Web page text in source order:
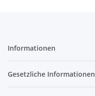
Informationen
Gesetzliche Informationen